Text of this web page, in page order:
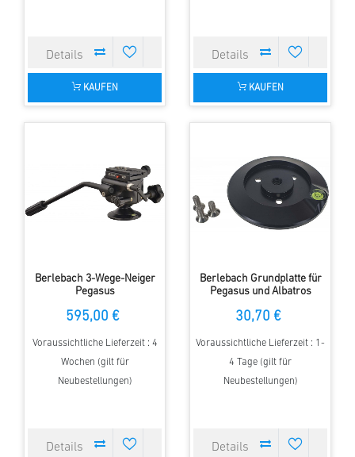
KAUFEN KAUFEN
Berlebach 3-Wege-Neiger
Pegasus
595,00 €
Voraussichtliche Lieferzeit : 4
Wochen (gilt für
Neubestellungen)
Berlebach Grundplatte für
Pegasus und Albatros
30,70 €
Voraussichtliche Lieferzeit : 1-
4 Tage (gilt für
Neubestellungen)